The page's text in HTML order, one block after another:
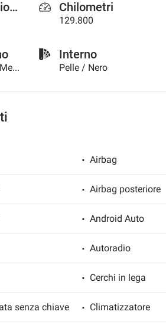
Chilometri
129.800
Rosso Energia / Metallizzato
Interno
Pelle / Nero
Airbag
Airbag posteriore
Android Auto
Autoradio
Cerchi in lega
senza chiave Climatizzatore